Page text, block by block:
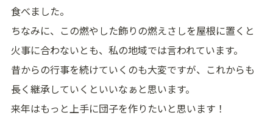
食べました。
ちなみに、この燃やした飾りの燃えさしを屋根に置くと
火事に合わないとも、私の地域では言われています。
昔からの行事を続けていくのも大変ですが、これからも
長く継承していくといいなぁと思います。
来年はもっと上手に団子を作りたいと思います！